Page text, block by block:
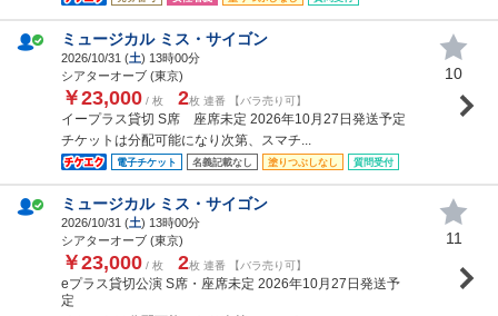
ミュージカル ミス・サイゴン
2026/10/31 (土) 13時00分
シアターオーブ (東京)
￥23,000 / 枚 2枚 連番 【バラ売り可】
イープラス貸切 S席 座席未定 2026年10月27日発送予定
チケットは分配可能になり次第、スマチ...
電子チケット 名義記載なし 塗りつぶしなし 質問受付
10
ミュージカル ミス・サイゴン
2026/10/31 (土) 13時00分
シアターオーブ (東京)
￥23,000 / 枚 2枚 連番 【バラ売り可】
eプラス貸切公演 S席・座席未定 2026年10月27日発送予
定
11